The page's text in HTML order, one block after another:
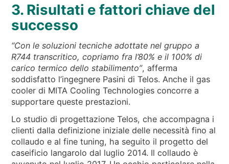
3. Risultati e fattori chiave del
successo
“Con le soluzioni tecniche adottate nel gruppo a
R744 transcritico, copriamo fra l’80% e il 100% di
carico termico dello stabilimento”, afferma
soddisfatto l’ingegnere Pasini di Telos. Anche il gas
cooler di MITA Cooling Technologies concorre a
supportare queste prestazioni.
Lo studio di progettazione Telos, che accompagna i
clienti dalla definizione iniziale delle necessità fino al
collaudo e al fine tuning, ha seguito il progetto del
caseificio langarolo dal luglio 2014. Il collaudo è